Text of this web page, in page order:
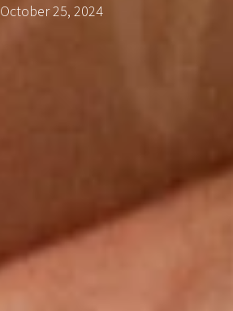
October 25, 2024